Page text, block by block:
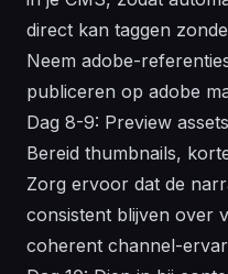
direct kan taggen
Neem adobe-
publiceren op adobe
Dag 8-9: Preview
Bereid thumbnails,
Zorg ervoor dat de
consistent blijven over
coherent channel-